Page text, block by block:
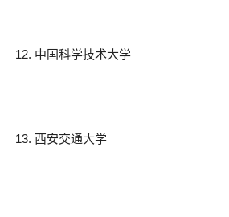
12. 中国科学技术大学
13. 西安交通大学